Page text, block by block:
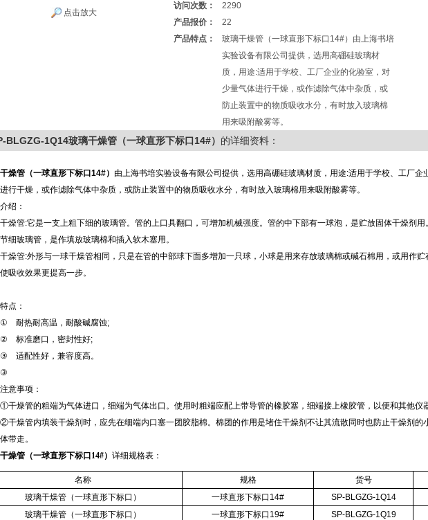
点击放大
访问次数：
2290
产品报价：
22
产品特点：
玻璃干燥管（一球直形下标口14#）由上海书培
实验设备有限公司提供，选用高硼硅玻璃材
质，用途:适用于学校、工厂企业的化验室，对
少量气体进行干燥，或作滤除气体中杂质，或
防止装置中的物质吸收水分，有时放入玻璃棉
用来吸附酸雾等。
BLGZG-1Q14玻璃干燥管（一球直形下标口14#） 的详细资料：
燥管（一球直形下标口14#） 由上海书培实验设备有限公司提供，选用高硼硅玻璃材质，用途:适用于学校、工厂企
行干燥，或作滤除气体中杂质，或防止装置中的物质吸收水分，有时放入玻璃棉用来吸附酸雾等。
绍：
燥管:它是一支上粗下细的玻璃管。管的上口具翻口，可增加机械强度。管的中下部有一球泡，是贮放固体干燥剂
细玻璃管，是作填放玻璃棉和插入软木塞用。
燥管:外形与一球干燥管相同，只是在管的中部球下面多增加一只球，小球是用来存放玻璃棉或碱石棉用，或用作贮
吸收效果更提高一步。
点：
①
耐热耐高温，耐酸碱腐蚀;
②
标准磨口，密封性好;
③
适配性好，兼容度高。
③
注意事项：
①干燥管的粗端为气体进口，细端为气体出口。使用时粗端应配上带导管的橡胶塞，细端接上橡胶管，以便和其他仪
②干燥管内填装干燥剂时，应先在细端内口塞一团胶脂棉。棉团的作用是堵住干燥剂不让其流散同时也防止干燥剂的
体带走。
燥管（一球直形下标口14#） 详细规格表：
名称 规格 货号
玻璃干燥管（一球直形下标口）
一球直形下标口 14# SP-BLGZG-1Q14
玻璃干燥管（一球直形下标口）
一球直形下标口 19# SP-BLGZG-1Q19